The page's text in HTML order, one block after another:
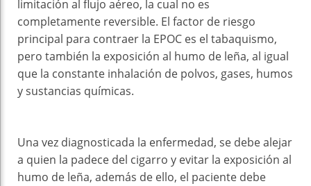
limitación al flujo aéreo, la cual no es
completamente reversible. El factor de riesgo
principal para contraer la EPOC es el tabaquismo,
pero también la exposición al humo de leña, al igual
que la constante inhalación de polvos, gases, humos
y sustancias químicas.
Una vez diagnosticada la enfermedad, se debe alejar
a quien la padece del cigarro y evitar la exposición al
humo de leña, además de ello, el paciente debe